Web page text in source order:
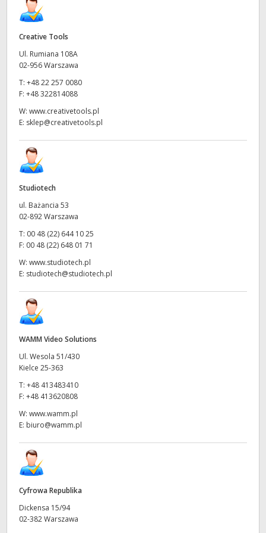
Creative Tools
Ul. Rumiana 108A
02-956 Warszawa
T: +48 22 257 0080
F: +48 322814088
W: www.creativetools.pl
E: sklep@creativetools.pl
Studiotech
ul. Bażancia 53
02-892 Warszawa
T: 00 48 (22) 644 10 25
F: 00 48 (22) 648 01 71
W: www.studiotech.pl
E: studiotech@studiotech.pl
WAMM Video Solutions
Ul. Wesola 51/430
Kielce 25-363
T: +48 413483410
F: +48 413620808
W: www.wamm.pl
E: biuro@wamm.pl
Cyfrowa Republika
Dickensa 15/94
02-382 Warszawa